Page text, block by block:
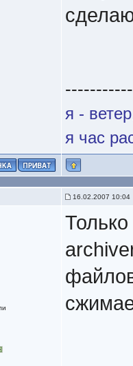
я -
я час
16.02.2007 10:04